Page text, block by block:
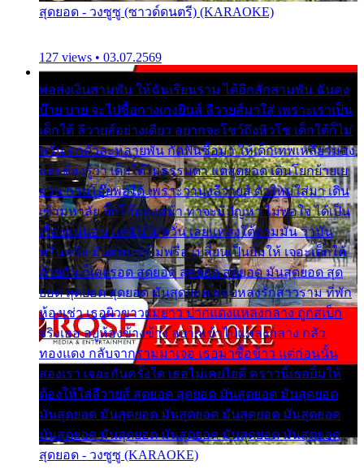
สุดยอด - วงซูซู (ซาวด์ดนตรี) (KARAOKE)
127 views • 03.07.2569
พ่อส่งเงินสามพัน ให้ฉันเรียนราม ได้อีกสักสามพัน ฉันคง
บ๊าย บาย จะไปซื้อกางเกงยีนส์ ลีวายส์มาใส่ เพราะเราเป็น
เด็กใต้ ลีวายส์อย่างเดียว อยากจะโชว์ถึงหิวโซ เด็กใต้ก็ไม่
หวั่น ตกตัวละหลายพัน กัดฟันซื้อมา ให้เด็กเทพเหลียวมอง
และต้องรู้ว่า เด็กใต้ไม่ธรรมดา แต่สุดยอด เดินโยกย้ายเย
ยวน กวนโอ๊ยพอได้ เพราะว่านุ่งลีวายส์ ตัวใหม่ใส่มา เดิน
เข้ามหาลัย จิ๊กโก๊มองหน้า ท่าจะมีปัญหา ไม่พอใจ ได้เป็น
เรื่องแน่นอน แต่ฉันไม่หวั่น เลยแหลงใต้ถามมัน ว่ามัน
พรั่นพรือ มันตอบว่าไม่พรื่อ เปลี่ยนเป็นยิ้มให้ เจอะเด็กใต้
ด้วยกัน ก็เลยรอด สุดยอด สุดยอด สุดยอด มันสุดยอด สุด
ยอด สุดยอด สุดยอด มันสุดยอด แอบหลงรักสาวราม ที่พัก
ห้องเช่า เธอผิวขาวผมยาว ปากแดงแหลงกลาง ถูกสเป็ก
จริงเธอ อยู่ห้องข้างข้าง อยากเข้าไปแหลงกลาง กลัว
ทองแดง กลับจากรามมาเจอ เธอมาซื้อข้าว แต่ก่อนนั้น
สองเรา เจอะกันครั้งใด เธอไม่เคยไยดี คราวนี้เธอยิ้มให้
ต้องให้ใส่ลีวายส์ สุดยอด สุดยอด มันสุดยอด มันสุดยอด
มันสุดยอด มันสุดยอด มันสุดยอด มันสุดยอด มันสุดยอด
มันสุดยอด มันสุดยอด มันสุดยอด มันสุดยอด มันสุดยอด
สุดยอด - วงซูซู (KARAOKE)